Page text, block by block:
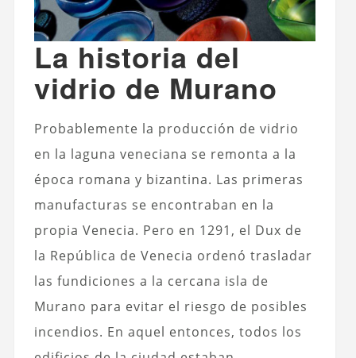
La historia del
vidrio de Murano
Probablemente la producción de vidrio
en la laguna veneciana se remonta a la
época romana y bizantina. Las primeras
manufacturas se encontraban en la
propia Venecia. Pero en 1291, el Dux de
la República de Venecia ordenó trasladar
las fundiciones a la cercana isla de
Murano para evitar el riesgo de posibles
incendios. En aquel entonces, todos los